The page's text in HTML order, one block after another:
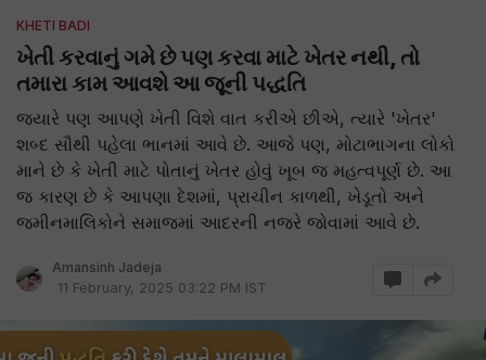
KHETI BADI
ખેતી કરવાનું ગમે છે પણ કરવા માટે ખેતર નથી, તો
તમારા કામ આવશે આ જૂની પદ્ધતિ
જ્યારે પણ આપણે ખેતી વિશે વાત કરીએ છીએ, ત્યારે 'ખેતર'
શબ્દ સૌથી પહેલા ભાનમાં આવે છે. આજે પણ, મોટાભાગના લોકો
માને છે કે ખેતી માટે પોતાનું ખેતર હોવું ખૂબ જ મહત્વપૂર્ણ છે. આ
જ કારણ છે કે આપણા દેશમાં, પ્રાચીન કાળથી, ખેડૂતો અને
જમીનમાલિકોને સમાજમાં આદરની નજરે જોવામાં આવે છે.
Amansinh Jadeja
11 February, 2025 03:22 PM IST